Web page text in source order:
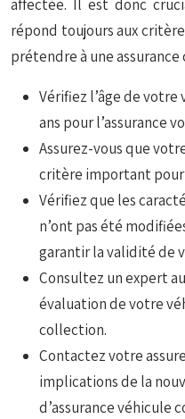
affectée. Il est donc
répond toujours aux
prétendre à une
Vérifiez l’âge de votre
ans pour l’assurance
Assurez-vous que
critère important pour
Vérifiez que les
n’ont pas été
garantir la validité de
Consultez un expert
évaluation de votre
collection.
Contactez votre
implications de la
d’assurance véhicule